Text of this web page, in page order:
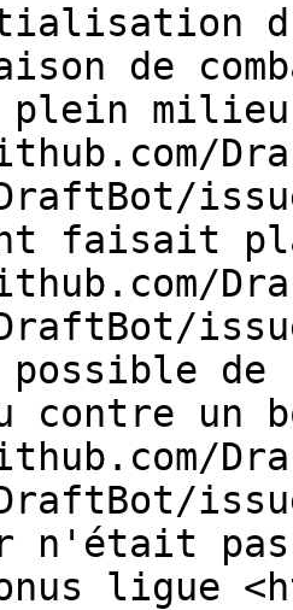
du
de
plein milieu
faisait
de
contre un
n'était pas
ligue